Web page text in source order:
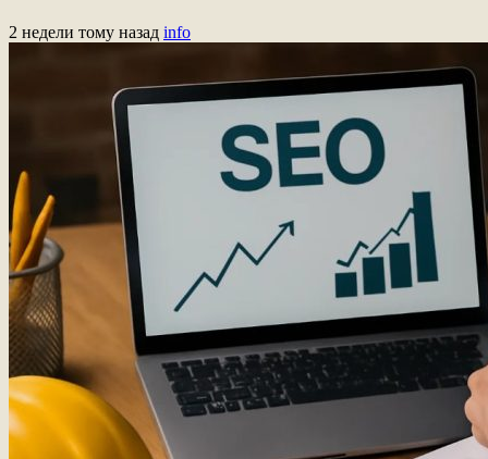
2 недели тому назад info